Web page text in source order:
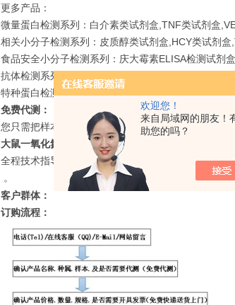
欢迎您！
来自局域网的朋友！
助您的吗？
更多产品：
微量蛋白检测系列：白介素类试剂盒,TNF类试剂盒
相关小分子检测系列：皮质醇类试剂盒,HCY类试剂盒
食品安全小分子检测系列：庆大霉素ELISA检测试剂
抗体检测系列：链球菌溶血素o抗体ELISA检测试剂盒
特种蛋白检测：近十个种属的白蛋白,球蛋白ELISA检
免费代测：
您只需把样本寄过来，我们为您节省时间，帮您出结
大鼠一氧化氮（NO）ELISA试剂盒价格技术指导：
全程技术指导包括售前的标本收集，使用过程中不明
。
客户群体：
订购流程：